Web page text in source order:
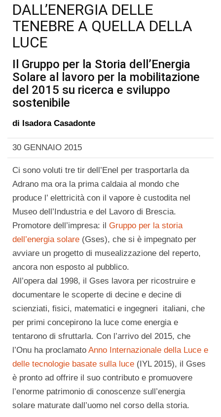
DALL’ENERGIA DELLE
TENEBRE A QUELLA DELLA
LUCE
Il Gruppo per la Storia dell’Energia
Solare al lavoro per la mobilitazione
del 2015 su ricerca e sviluppo
sostenibile
di Isadora Casadonte
30 GENNAIO 2015
Ci sono voluti tre tir dell’Enel per trasportarla da
Adrano ma ora la prima caldaia al mondo che
produce l’ elettricità con il vapore è custodita nel
Museo dell’Industria e del Lavoro di Brescia.
Promotore dell’impresa: il Gruppo per la storia
dell’energia solare (Gses), che si è impegnato per
avviare un progetto di musealizzazione del reperto,
ancora non esposto al pubblico.
All’opera dal 1998, il Gses lavora per ricostruire e
documentare le scoperte di decine e decine di
scienziati, fisici, matematici e ingegneri italiani, che
per primi concepirono la luce come energia e
tentarono di sfruttarla. Con l’arrivo del 2015, che
l’Onu ha proclamato Anno Internazionale della Luce e
delle tecnologie basate sulla luce (IYL 2015), il Gses
è pronto ad offrire il suo contributo e promuovere
l’enorme patrimonio di conoscenze sull’energia
solare maturate dall’uomo nel corso della storia.